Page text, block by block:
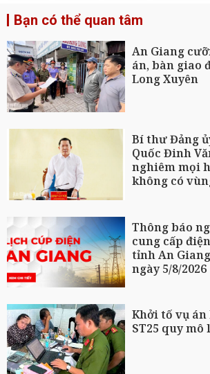
Bạn có thể quan tâm
An Giang
án, bàn giao
Long Xuyên
Bí thư Đảng
Quốc Đinh
nghiêm mọi
không có
Thông báo
cung cấp
tỉnh An
ngày 5/8/2026
Khởi tố vụ án
ST25 quy